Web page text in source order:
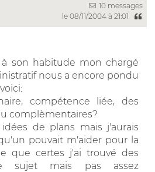
10 messages
le 08/11/2004 à 21:01
son habitude mon chargé
nous a encore pondu
compétence liée, des
complèmentaires?
de plans mais j'aurais
pouvait m'aider pour la
que certes j'ai trouvé des
sujet mais pas assez